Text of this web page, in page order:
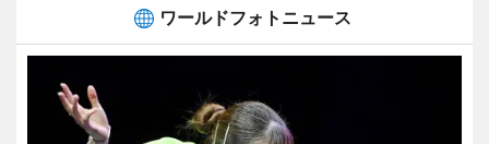
ワールドフォトニュース